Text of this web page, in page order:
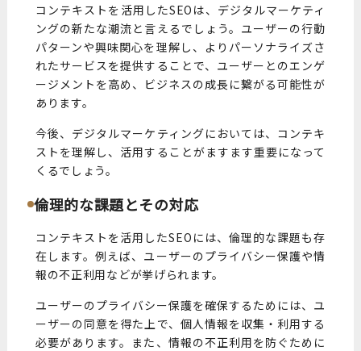
コンテキストを活用したSEOは、デジタルマーケティ
ングの新たな潮流と言えるでしょう。ユーザーの行動
パターンや興味関心を理解し、よりパーソナライズさ
れたサービスを提供することで、ユーザーとのエンゲ
ージメントを高め、ビジネスの成長に繋がる可能性が
あります。
今後、デジタルマーケティングにおいては、コンテキ
ストを理解し、活用することがますます重要になって
くるでしょう。
倫理的な課題とその対応
コンテキストを活用したSEOには、倫理的な課題も存
在します。例えば、ユーザーのプライバシー保護や情
報の不正利用などが挙げられます。
ユーザーのプライバシー保護を確保するためには、ユ
ーザーの同意を得た上で、個人情報を収集・利用する
必要があります。また、情報の不正利用を防ぐために